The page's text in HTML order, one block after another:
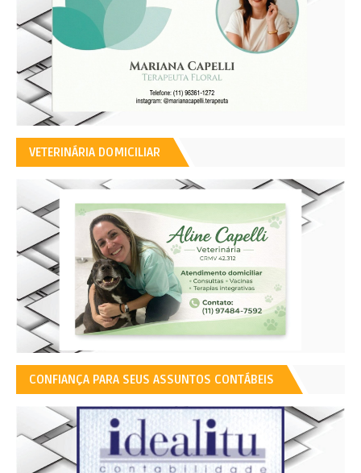
VETERINÁRIA DOMICILIAR
CONFIANÇA PARA SEUS ASSUNTOS CONTÁBEIS